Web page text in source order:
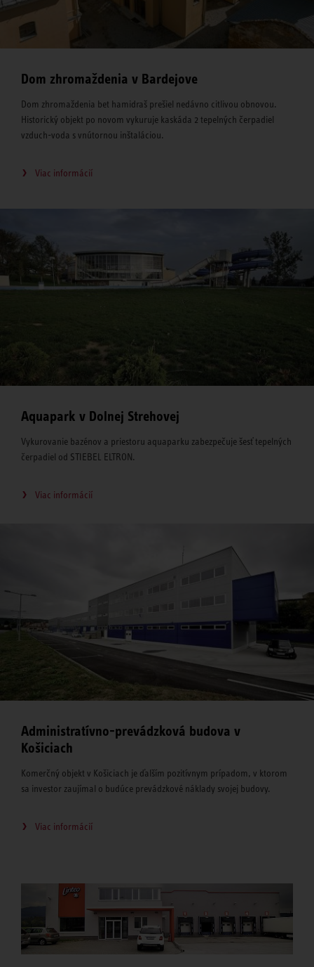
Dom zhromaždenia v Bardejove
Dom zhromaždenia bet hamidraš prešiel nedávno citlivou obnovou.
Historický objekt po novom vykuruje kaskáda 2 tepelných čerpadiel
vzduch-voda s vnútornou inštaláciou.
Viac informácií
Aquapark v Dolnej Strehovej
Vykurovanie bazénov a priestoru aquaparku zabezpečuje šesť tepelných
čerpadiel od STIEBEL ELTRON.
Viac informácií
Administratívno-prevádzková budova v
Košiciach
Komerčný objekt v Košiciach je ďalším pozitívnym prípadom, v ktorom
sa investor zaujímal o budúce prevádzkové náklady svojej budovy.
Viac informácií